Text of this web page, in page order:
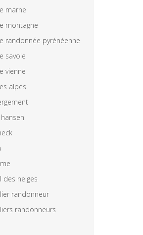
marne
montagne
randonnée pyrénéenne
savoie
vienne
alpes
des neiges
randonneur
randonneurs